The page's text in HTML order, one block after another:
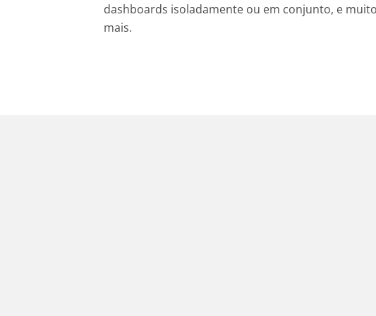
dashboards isoladamente ou em conjunto, e muito
mais.